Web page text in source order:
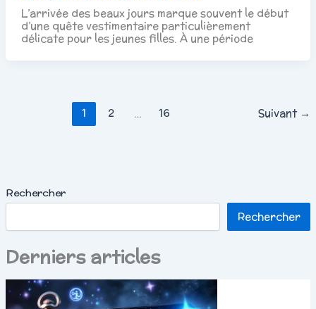
Rechercher
Rechercher
Derniers articles
L’arrivée des beaux jours marque souvent le début
d’une quête vestimentaire particulièrement
délicate pour les jeunes filles. À une période
1 2 … 16 Suivant →